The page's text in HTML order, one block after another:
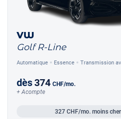
VW
Golf R-Line
Automatique Essence Transmission
dès374 CHF/mo.
+ Acompte
327 CHF/mo. moins